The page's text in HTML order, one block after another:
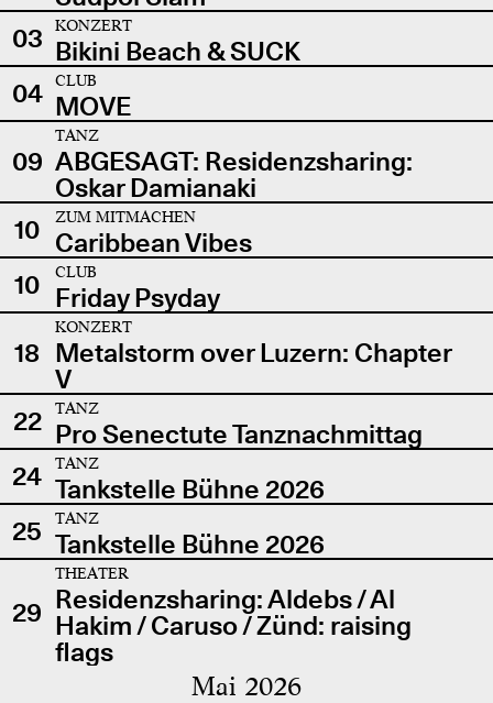
03
KONZERT
Bikini Beach & SUCK
04
CLUB
MOVE
09
TANZ
ABGESAGT: Residenzsharing:
Oskar Damianaki
10
ZUM MITMACHEN
Caribbean Vibes
10
CLUB
Friday Psyday
18
KONZERT
Metalstorm over Luzern: Chapter
V
22
TANZ
Pro Senectute Tanznachmittag
24
TANZ
Tankstelle Bühne 2026
25
TANZ
Tankstelle Bühne 2026
29
THEATER
Residenzsharing: Aldebs / Al
Hakim / Caruso / Zünd: raising
flags
Mai 2026